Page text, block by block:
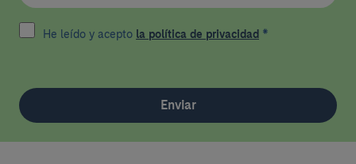
He leído y acepto la política de privacidad *
Enviar